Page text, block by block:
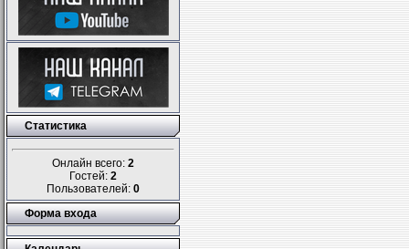
Статистика
Онлайн всего: 2
Гостей: 2
Пользователей: 0
Форма входа